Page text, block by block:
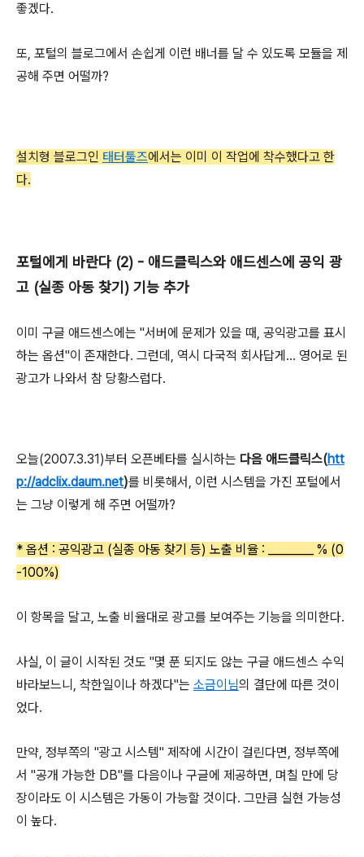
좋겠다.
또, 포털의 블로그에서 손쉽게 이런 배너를 달 수 있도록 모듈을 제
공해 주면 어떨까?
설치형 블로그인 태터툴즈에서는 이미 이 작업에 착수했다고 한
다.
포털에게 바란다 (2) - 애드클릭스와 애드센스에 공익 광
고 (실종 아동 찾기) 기능 추가
이미 구글 애드센스에는 "서버에 문제가 있을 때, 공익광고를 표시
하는 옵션"이 존재한다. 그런데, 역시 다국적 회사답게... 영어로 된
광고가 나와서 참 당황스럽다.
오늘(2007.3.31)부터 오픈베타를 실시하는 다음 애드클릭스(htt
p://adclix.daum.net)를 비롯해서, 이런 시스템을 가진 포털에서
는 그냥 이렇게 해 주면 어떨까?
* 옵션 : 공익광고 (실종 아동 찾기 등) 노출 비율 : ________ % (0
-100%)
이 항목을 달고, 노출 비율대로 광고를 보여주는 기능을 의미한다.
사실, 이 글이 시작된 것도 "몇 푼 되지도 않는 구글 애드센스 수익
바라보느니, 착한일이나 하겠다"는 소금이님의 결단에 따른 것이
었다.
만약, 정부쪽의 "광고 시스템" 제작에 시간이 걸린다면, 정부쪽에
서 "공개 가능한 DB"를 다음이나 구글에 제공하면, 며칠 만에 당
장이라도 이 시스템은 가동이 가능할 것이다. 그만큼 실현 가능성
이 높다.